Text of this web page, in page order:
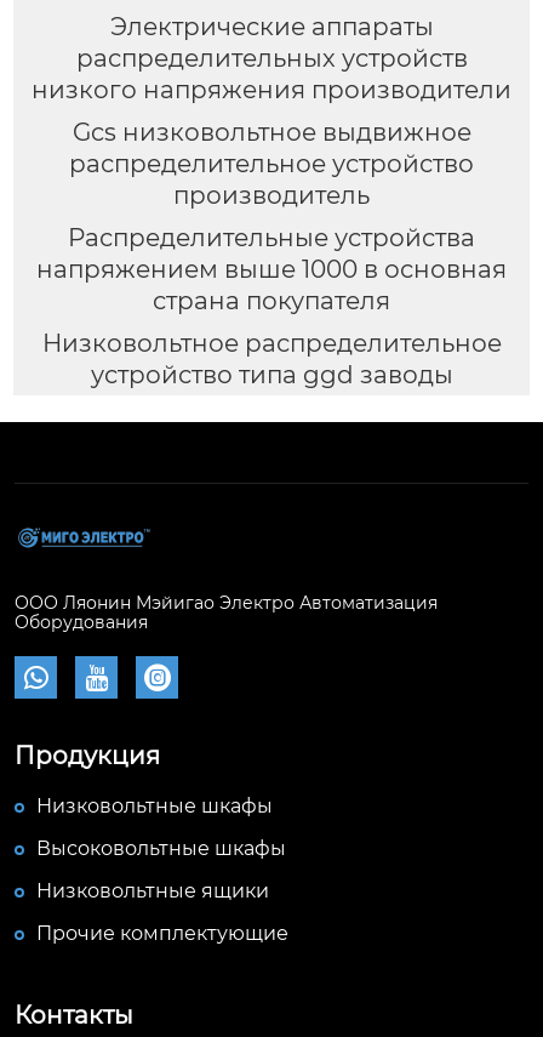
Электрические аппараты
распределительных устройств
низкого напряжения производители
Gcs низковольтное выдвижное
распределительное устройство
производитель
Распределительные устройства
напряжением выше 1000 в основная
страна покупателя
Низковольтное распределительное
устройство типа ggd заводы
ООО Ляонин Мэйигао Электро Автоматизация
Оборудования
  
Продукция
Низковольтные шкафы
Высоковольтные шкафы
Низковольтные ящики
Прочие комплектующие
Контакты